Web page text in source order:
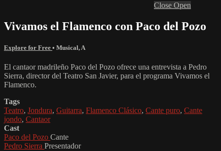
Close Open
Vivamos el Flamenco con Paco del Pozo
Explore for Free • Musical, A
El cantaor madrileño Paco del Pozo ofrece una entrevista a Pedro
Sierra, director del Teatro San Javier, para el programa Vivamos el
Flamenco.
Tags
Teatro, Jondura, Guitarra, Flamenco Clásico, Cante puro, Cante
jondo, Cantaor
Cast
Paco del Pozo Cante
Pedro Sierra Presentador